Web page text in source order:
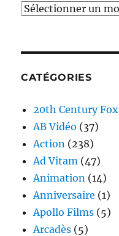
Archives
CATÉGORIES
20th Century Fox
AB Vidéo (37)
Action (238)
Ad Vitam (47)
Animation (14)
Anniversaire (1)
Apollo Films (5)
Arcadès (5)